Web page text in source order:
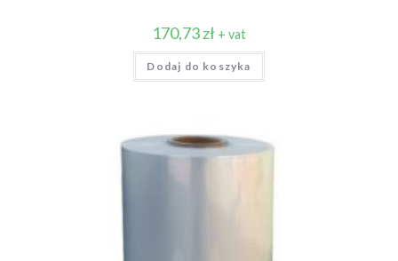
170,73zł + vat
Dodaj do koszyka